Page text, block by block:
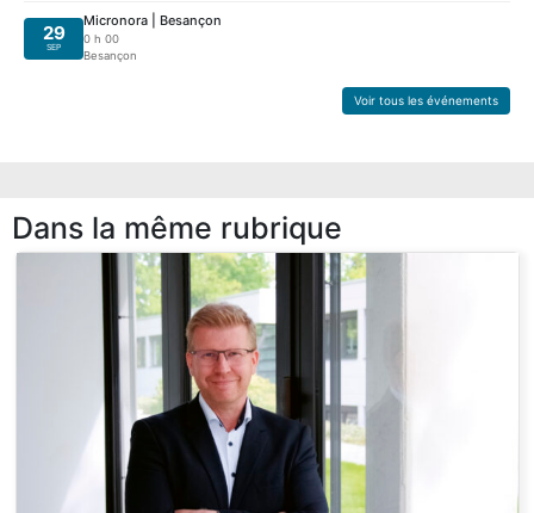
29
SEP
Micronora | Besançon
0 h 00
Besançon
Voir tous les événements
Dans la même rubrique